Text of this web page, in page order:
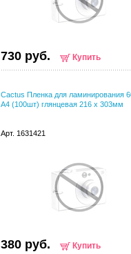
730 руб. Купить
Cactus Пленка для ламинирования
A4 (100шт) глянцевая 216 x 303мм
Арт. 1631421
380 руб. Купить